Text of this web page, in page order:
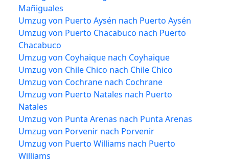
Mañiguales
Umzug von Puerto Aysén nach Puerto Aysén
Umzug von Puerto Chacabuco nach Puerto
Chacabuco
Umzug von Coyhaique nach Coyhaique
Umzug von Chile Chico nach Chile Chico
Umzug von Cochrane nach Cochrane
Umzug von Puerto Natales nach Puerto
Natales
Umzug von Punta Arenas nach Punta Arenas
Umzug von Porvenir nach Porvenir
Umzug von Puerto Williams nach Puerto
Williams